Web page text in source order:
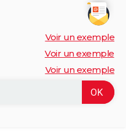
Voir un exemple
Voir un exemple
Voir un exemple